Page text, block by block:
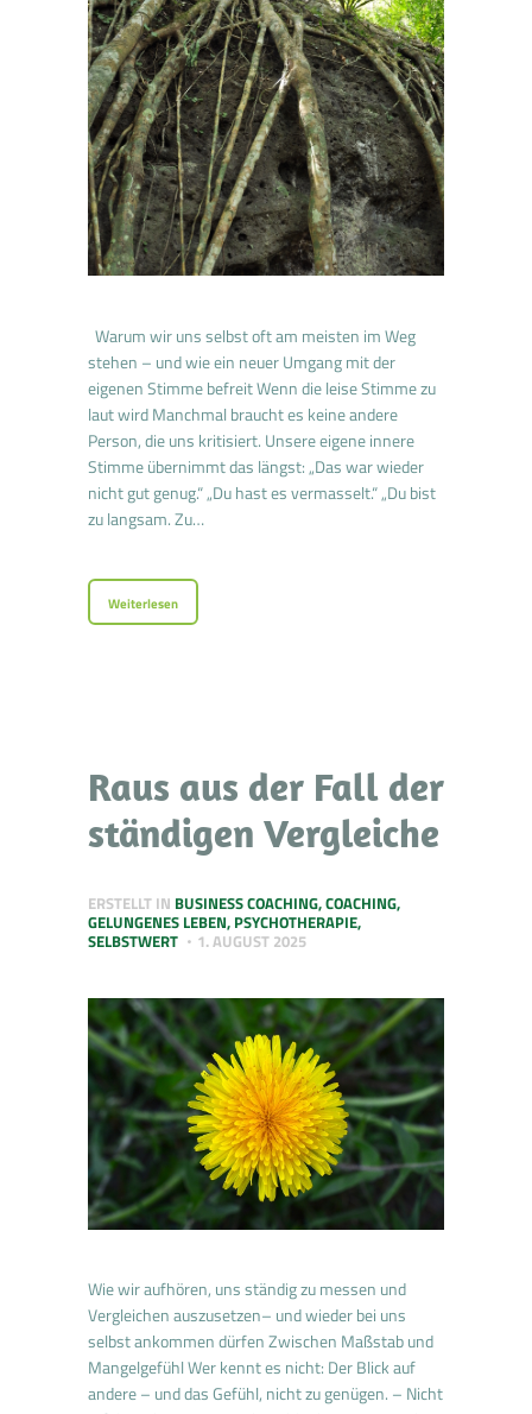
Warum wir uns selbst oft am meisten im Weg
stehen – und wie ein neuer Umgang mit der
eigenen Stimme befreit Wenn die leise Stimme zu
laut wird Manchmal braucht es keine andere
Person, die uns kritisiert. Unsere eigene innere
Stimme übernimmt das längst: „Das war wieder
nicht gut genug.“ „Du hast es vermasselt.“ „Du bist
zu langsam. Zu…
Weiterlesen
Raus aus der Fall der
ständigen Vergleiche
ERSTELLT IN BUSINESS COACHING,COACHING,
GELUNGENES LEBEN, PSYCHOTHERAPIE,
SELBSTWERT
1. AUGUST 2025
Wie wir aufhören, uns ständig zu messen und
Vergleichen auszusetzen– und wieder bei uns
selbst ankommen dürfen Zwischen Maßstab und
Mangelgefühl Wer kennt es nicht: Der Blick auf
andere – und das Gefühl, nicht zu genügen. – Nicht